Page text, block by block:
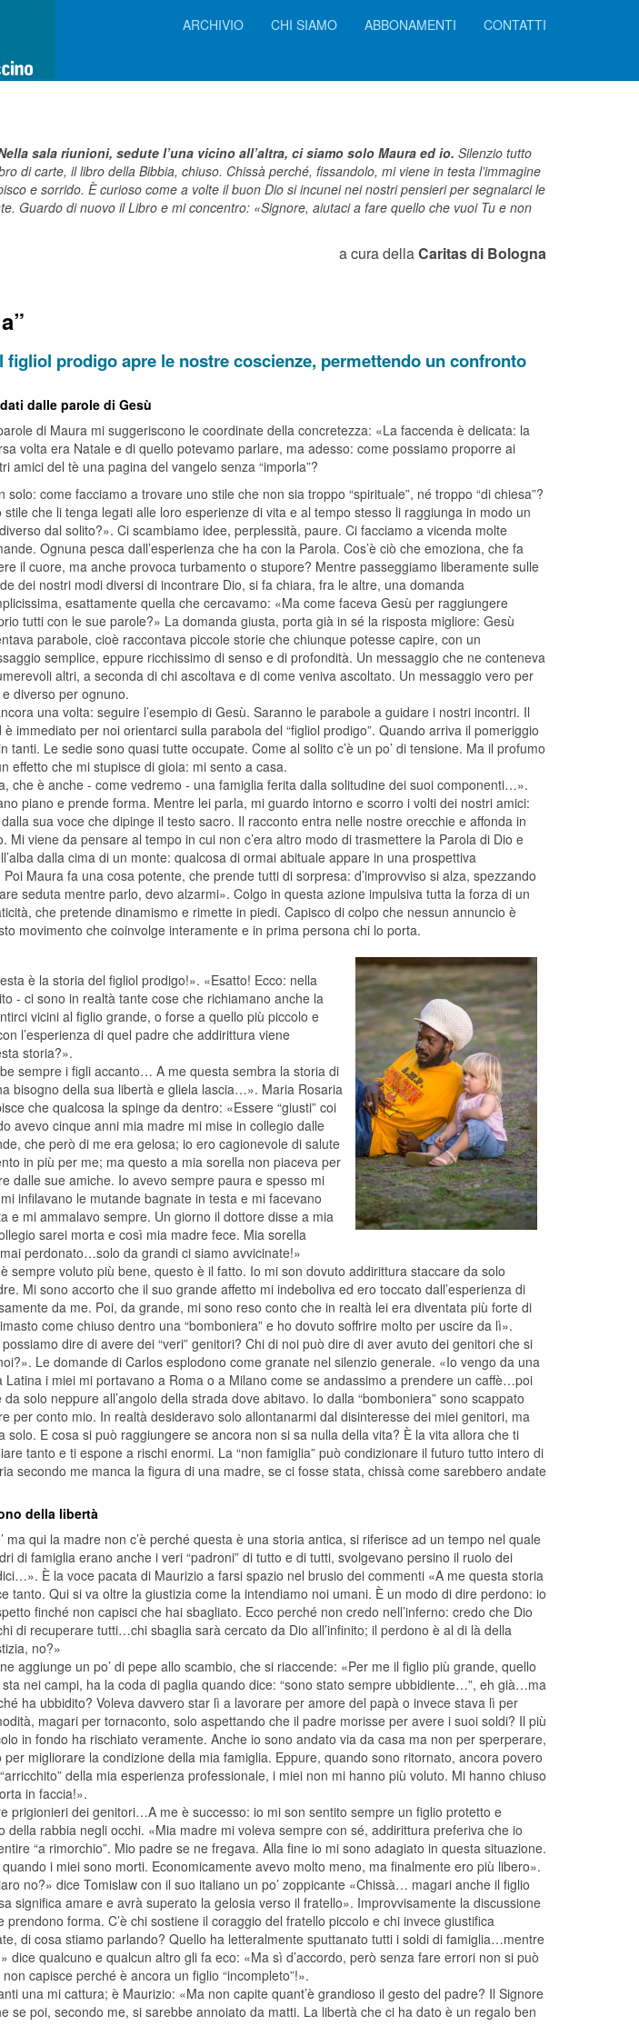
ARCHIVIO CHI SIAMO ABBONAMENTI CONTATTI
sala riunioni, sedute l’una vicino all’altra, ci siamo solo Maura ed io. Silenzio tutto
di carte, il libro della Bibbia, chiuso. Chissà perché, fissandolo, mi viene in testa l’immagine
e sorrido. È curioso come a volte il buon Dio si incunei nei nostri pensieri per segnalarci le
Guardo di nuovo il Libro e mi concentro: «Signore, aiutaci a fare quello che vuoi Tu e non
a cura dellaCaritas di Bologna
figliol prodigo apre le nostre coscienze, permettendo un confronto
dalle parole di Gesù
di Maura mi suggeriscono le coordinate della concretezza: «La faccenda è delicata: la
volta era Natale e di quello potevamo parlare, ma adesso: come possiamo proporre ai
amici del tè una pagina del vangelo senza “imporla”?
solo: come facciamo a trovare uno stile che non sia troppo “spirituale”, né troppo “di chiesa”?
stile che li tenga legati alle loro esperienze di vita e al tempo stesso li raggiunga in modo un
dal solito?». Ci scambiamo idee, perplessità, paure. Ci facciamo a vicenda molte
Ognuna pesca dall’esperienza che ha con la Parola. Cos’è ciò che emoziona, che fa
il cuore, ma anche provoca turbamento o stupore? Mentre passeggiamo liberamente sulle
dei nostri modi diversi di incontrare Dio, si fa chiara, fra le altre, una domanda
esattamente quella che cercavamo: «Ma come faceva Gesù per raggiungere
tutti con le sue parole?» La domanda giusta, porta già in sé la risposta migliore: Gesù
parabole, cioè raccontava piccole storie che chiunque potesse capire, con un
semplice, eppure ricchissimo di senso e di profondità. Un messaggio che ne conteneva
altri, a seconda di chi ascoltava e di come veniva ascoltato. Un messaggio vero per
diverso per ognuno.
una volta: seguire l’esempio di Gesù. Saranno le parabole a guidare i nostri incontri. Il
immediato per noi orientarci sulla parabola del “figliol prodigo”. Quando arriva il pomeriggio
tanti. Le sedie sono quasi tutte occupate. Come al solito c’è un po’ di tensione. Ma il profumo
effetto che mi stupisce di gioia: mi sento a casa.
che è anche - come vedremo - una famiglia ferita dalla solitudine dei suoi componenti…».
piano e prende forma. Mentre lei parla, mi guardo intorno e scorro i volti dei nostri amici:
sua voce che dipinge il testo sacro. Il racconto entra nelle nostre orecchie e affonda in
Mi viene da pensare al tempo in cui non c’era altro modo di trasmettere la Parola di Dio e
dalla cima di un monte: qualcosa di ormai abituale appare in una prospettiva
Maura fa una cosa potente, che prende tutti di sorpresa: d’improvviso si alza, spezzando
seduta mentre parlo, devo alzarmi». Colgo in questa azione impulsiva tutta la forza di un
che pretende dinamismo e rimette in piedi. Capisco di colpo che nessun annuncio è
movimento che coinvolge interamente e in prima persona chi lo porta.
è la storia del figliol prodigo!». «Esatto! Ecco: nella
- ci sono in realtà tante cose che richiamano anche la
vicini al figlio grande, o forse a quello più piccolo e
l’esperienza di quel padre che addirittura viene
storia?».
sempre i figli accanto… A me questa sembra la storia di
bisogno della sua libertà e gliela lascia…». Maria Rosaria
che qualcosa la spinge da dentro: «Essere “giusti” coi
avevo cinque anni mia madre mi mise in collegio dalle
che però di me era gelosa; io ero cagionevole di salute
in più per me; ma questo a mia sorella non piaceva per
dalle sue amiche. Io avevo sempre paura e spesso mi
infilavano le mutande bagnate in testa e mi facevano
e mi ammalavo sempre. Un giorno il dottore disse a mia
sarei morta e così mia madre fece. Mia sorella
perdonato…solo da grandi ci siamo avvicinate!»
sempre voluto più bene, questo è il fatto. Io mi son dovuto addirittura staccare da solo
Mi sono accorto che il suo grande affetto mi indeboliva ed ero toccato dall’esperienza di
da me. Poi, da grande, mi sono reso conto che in realtà lei era diventata più forte di
come chiuso dentro una “bomboniera” e ho dovuto soffrire molto per uscire da lì».
dire di avere dei “veri” genitori? Chi di noi può dire di aver avuto dei genitori che si
Le domande di Carlos esplodono come granate nel silenzio generale. «Io vengo da una
Latina i miei mi portavano a Roma o a Milano come se andassimo a prendere un caffè…poi
solo neppure all’angolo della strada dove abitavo. Io dalla “bomboniera” sono scappato
per conto mio. In realtà desideravo solo allontanarmi dal disinteresse dei miei genitori, ma
solo. E cosa si può raggiungere se ancora non si sa nulla della vita? È la vita allora che ti
tanto e ti espone a rischi enormi. La “non famiglia” può condizionare il futuro tutto intero di
secondo me manca la figura di una madre, se ci fosse stata, chissà come sarebbero andate
della libertà
ma qui la madre non c’è perché questa è una storia antica, si riferisce ad un tempo nel quale
di famiglia erano anche i veri “padroni” di tutto e di tutti, svolgevano persino il ruolo dei
È la voce pacata di Maurizio a farsi spazio nel brusio dei commenti «A me questa storia
tanto. Qui si va oltre la giustizia come la intendiamo noi umani. È un modo di dire perdono: io
finché non capisci che hai sbagliato. Ecco perché non credo nell’inferno: credo che Dio
di recuperare tutti…chi sbaglia sarà cercato da Dio all’infinito; il perdono è al di là della
no?»
aggiunge un po’ di pepe allo scambio, che si riaccende: «Per me il figlio più grande, quello
nei campi, ha la coda di paglia quando dice: “sono stato sempre ubbidiente…”, eh già…ma
ha ubbidito? Voleva davvero star lì a lavorare per amore del papà o invece stava lì per
magari per tornaconto, solo aspettando che il padre morisse per avere i suoi soldi? Il più
in fondo ha rischiato veramente. Anche io sono andato via da casa ma non per sperperare,
per migliorare la condizione della mia famiglia. Eppure, quando sono ritornato, ancora povero
della mia esperienza professionale, i miei non mi hanno più voluto. Mi hanno chiuso
in faccia!».
prigionieri dei genitori…A me è successo: io mi son sentito sempre un figlio protetto e
della rabbia negli occhi. «Mia madre mi voleva sempre con sé, addirittura preferiva che io
“a rimorchio”. Mio padre se ne fregava. Alla fine io mi sono adagiato in questa situazione.
i miei sono morti. Economicamente avevo molto meno, ma finalmente ero più libero».
no?» dice Tomislaw con il suo italiano un po’ zoppicante «Chissà… magari anche il figlio
significa amare e avrà superato la gelosia verso il fratello». Improvvisamente la discussione
forma. C’è chi sostiene il coraggio del fratello piccolo e chi invece giustifica
di cosa stiamo parlando? Quello ha letteralmente sputtanato tutti i soldi di famiglia…mentre
dice qualcuno e qualcun altro gli fa eco: «Ma sì d’accordo, però senza fare errori non si può
capisce perché è ancora un figlio “incompleto”!».
una mi cattura; è Maurizio: «Ma non capite quant’è grandioso il gesto del padre? Il Signore
se poi, secondo me, si sarebbe annoiato da matti. La libertà che ci ha dato è un regalo ben